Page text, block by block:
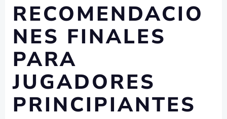
RECOMENDACIO
NES FINALES
PARA
JUGADORES
PRINCIPIANTES